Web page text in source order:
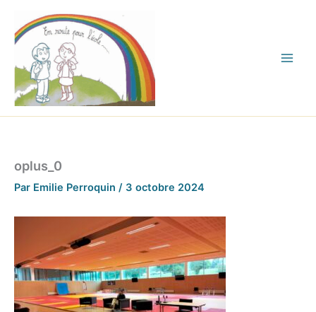
contenu
oplus_0
Par Emilie Perroquin / 3 octobre 2024